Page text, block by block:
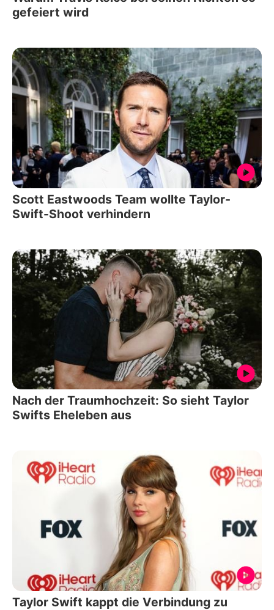
gefeiert wird
Scott Eastwoods Team wollte Taylor-
Swift-Shoot verhindern
Nach der Traumhochzeit: So sieht Taylor
Swifts Eheleben aus
Taylor Swift kappt die Verbindung zu